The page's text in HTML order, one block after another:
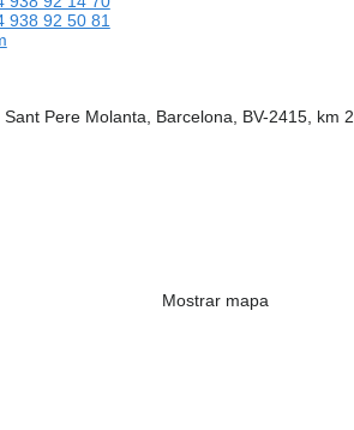
938 92 50 81
Pere Molanta, Barcelona, BV-2415, km 2
Mostrar mapa